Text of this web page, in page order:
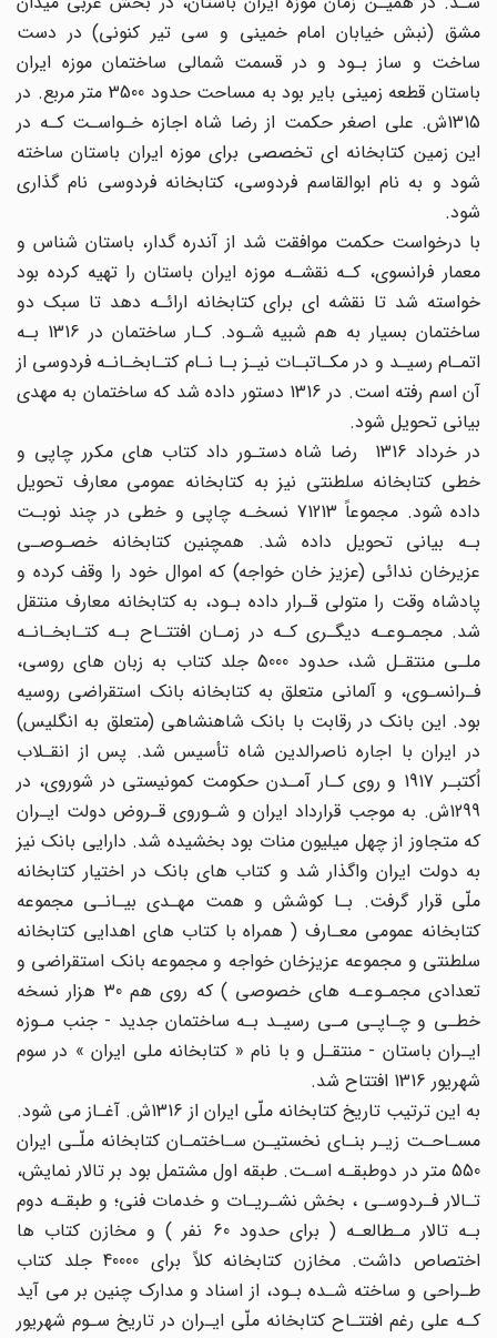
مشق (نبش خیابان امام خمینی و سی تیر کنونی) در دست
ساخت و ساز بـود و در قسمت شمالی ساختمان موزه ایران
باستان قطعه زمینی بایر بود به مساحت حدود 3500 متر مربع. در
1315ش. علی اصغر حکمت از رضا شاه اجازه خـواسـت کـه در
این زمین کتابخانه ای تخصصی برای موزه ایران باستان ساخته
شود و به نام ابوالقاسم فردوسی، کتابخانه فردوسی نام گذاری
شود.
با درخواست حکمت موافقت شد از آندره گدار، باستان شناس و
معمار فرانسوی، کـه نقشـه موزه ایران باستان را تهیه کرده بود
خواسته شد تا نقشه ای برای کتابخانه ارائـه دهد تا سبک دو
ساختمان بسیار به هم شبیه شـود. کـار ساختمان در 1316 بـه
اتمـام رسیـد و در مکـاتبـات نیـز بـا نـام کتـابخـانـه فردوسی از
آن اسم رفته است. در 1316 دستور داده شد که ساختمان به مهدی
بیانی تحویل شود.
در خرداد 1316 رضا شاه دستـور داد کتاب های مکرر چاپی و
خطی کتابخانه سلطنتی نیز به کتابخانه عمومی معارف تحویل
داده شود. مجموعاً 71213 نسخـه چاپی و خطی در چند نوبـت
بـه بیانی تحویل داده شد. همچنین کتابخانه خصـوصـی
عزیرخان ندائی (عزیز خان خواجه) که اموال خود را وقف کرده و
پادشاه وقت را متولی قـرار داده بـود، به کتابخانه معارف منتقل
شد. مجمـوعـه دیگـری کـه در زمـان افتتـاح بـه کتـابخـانـه
ملـی منتقـل شد، حدود 5000 جلد کتاب به زبان های روسی،
فـرانسـوی، و آلمانی متعلق به کتابخانه بانک استقراضی روسیه
بود. این بانک در رقابت با بانک شاهنشاهی (متعلق به انگلیس)
در ایران با اجاره ناصرالدین شاه تأسیس شد. پس از انقـلاب
اُکتبـر 1917 و روی کـار آمـدن حکومت کمونیستی در شوروی، در
1299ش. به موجب قرارداد ایران و شـوروی قـروض دولت ایـران
که متجاوز از چهل میلیون منات بود بخشیده شد. دارایی بانک نیز
به دولت ایران واگذار شد و کتاب های بانک در اختیار کتابخانه
ملّی قرار گرفت. بـا کوشش و همت مهـدی بیـانـی مجموعه
کتابخانه عمومی معـارف ( همراه با کتاب های اهدایی کتابخانه
سلطنتی و مجموعه عزیزخان خواجه و مجموعه بانک استقراضی و
تعدادی مجمـوعـه های خصوصی ) که روی هم 30 هزار نسخه
خطـی و چـاپـی مـی رسیـد بـه ساختمان جدید - جنب مـوزه
ایـران باستان - منتقـل و با نام « کتابخانه ملی ایران » در سوم
شهریور 1316 افتتاح شد.
به این ترتیب تاریخ کتابخانه ملّی ایران از 1316ش. آغـاز می شود.
مسـاحـت زیـر بنـای نخستیـن سـاختمـان کتابخانه ملّـی ایران
550 متر در دوطبقـه اسـت. طبقه اول مشتمل بود بر تالار نمایش،
تـالار فـردوسـی ، بخش نشـریـات و خدمات فنی؛ و طبقـه دوم
بـه تالار مـطالعـه ( برای حدود 60 نفر ) و مخازن کتاب ها
اختصاص داشت. مخازن کتابخانه کلاً برای 40000 جلد کتاب
طـراحی و ساخته شـده بـود، از اسناد و مدارک چنین بر می آید
کـه علی رغم افتتـاح کتابخانه ملّی ایـران در تاریخ سـوم شهریور